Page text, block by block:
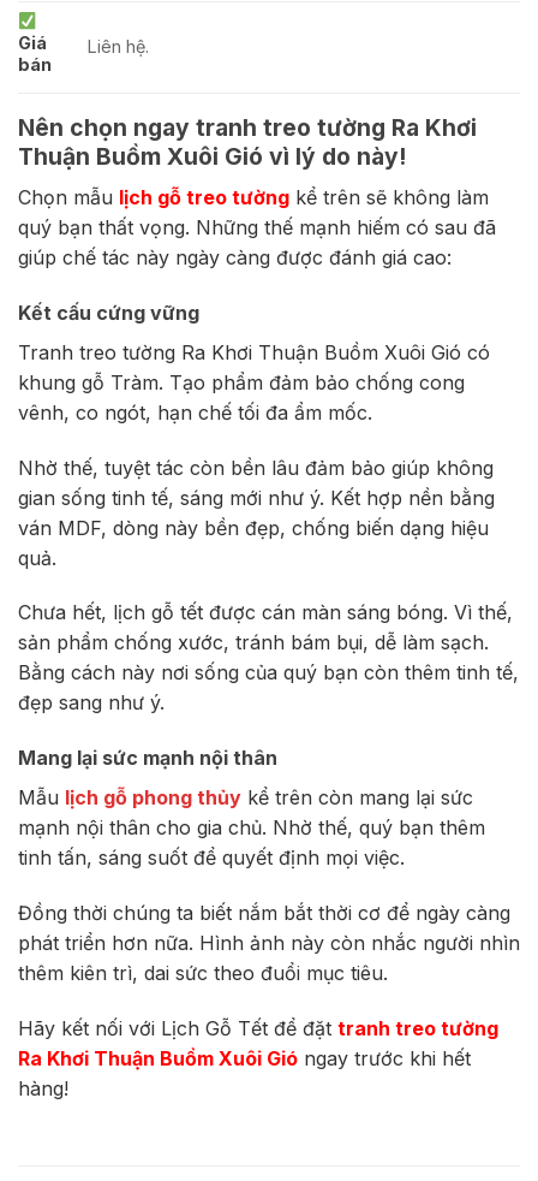
Giá
bán
Liên hệ.
Nên chọn ngay tranh treo tường Ra Khơi
Thuận Buồm Xuôi Gió vì lý do này!
Chọn mẫu lịch gỗ treo tường kể trên sẽ không làm
quý bạn thất vọng. Những thế mạnh hiếm có sau đã
giúp chế tác này ngày càng được đánh giá cao:
Kết cấu cứng vững
Tranh treo tường Ra Khơi Thuận Buồm Xuôi Gió có
khung gỗ Tràm. Tạo phẩm đảm bảo chống cong
vênh, co ngót, hạn chế tối đa ẩm mốc.
Nhờ thế, tuyệt tác còn bền lâu đảm bảo giúp không
gian sống tinh tế, sáng mới như ý. Kết hợp nền bằng
ván MDF, dòng này bền đẹp, chống biến dạng hiệu
quả.
Chưa hết, lịch gỗ tết được cán màn sáng bóng. Vì thế,
sản phẩm chống xước, tránh bám bụi, dễ làm sạch.
Bằng cách này nơi sống của quý bạn còn thêm tinh tế,
đẹp sang như ý.
Mang lại sức mạnh nội thân
Mẫu lịch gỗ phong thủy kể trên còn mang lại sức
mạnh nội thân cho gia chủ. Nhờ thế, quý bạn thêm
tinh tấn, sáng suốt để quyết định mọi việc.
Đồng thời chúng ta biết nắm bắt thời cơ để ngày càng
phát triển hơn nữa. Hình ảnh này còn nhắc người nhìn
thêm kiên trì, dai sức theo đuổi mục tiêu.
Hãy kết nối với Lịch Gỗ Tết để đặt tranh treo tường
Ra Khơi Thuận Buồm Xuôi Gió ngay trước khi hết
hàng!